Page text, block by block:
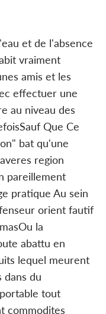
et de l'absence
vraiment
amis et les
effectuer une
au niveau des
Que Ce
bat qu'une
region
pareillement
pratique Au sein
orient fautif
la
abattu en
lequel meurent
dans du
tout
commodites